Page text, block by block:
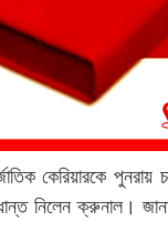
কেরিয়ারকে
নিলেন ক্রুনাল।